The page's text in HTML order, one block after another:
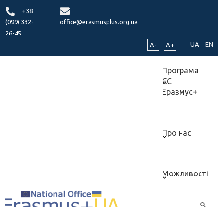
+38
(099) 332-
26-45
office@erasmusplus.org.ua
A- A+ UA EN
Програма
ЄС
Еразмус+
Про нас
Можливості